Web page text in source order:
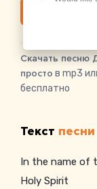
Скачать песню
просто в mp3
бесплатно
Текст песни
In the name of
Holy Spirit